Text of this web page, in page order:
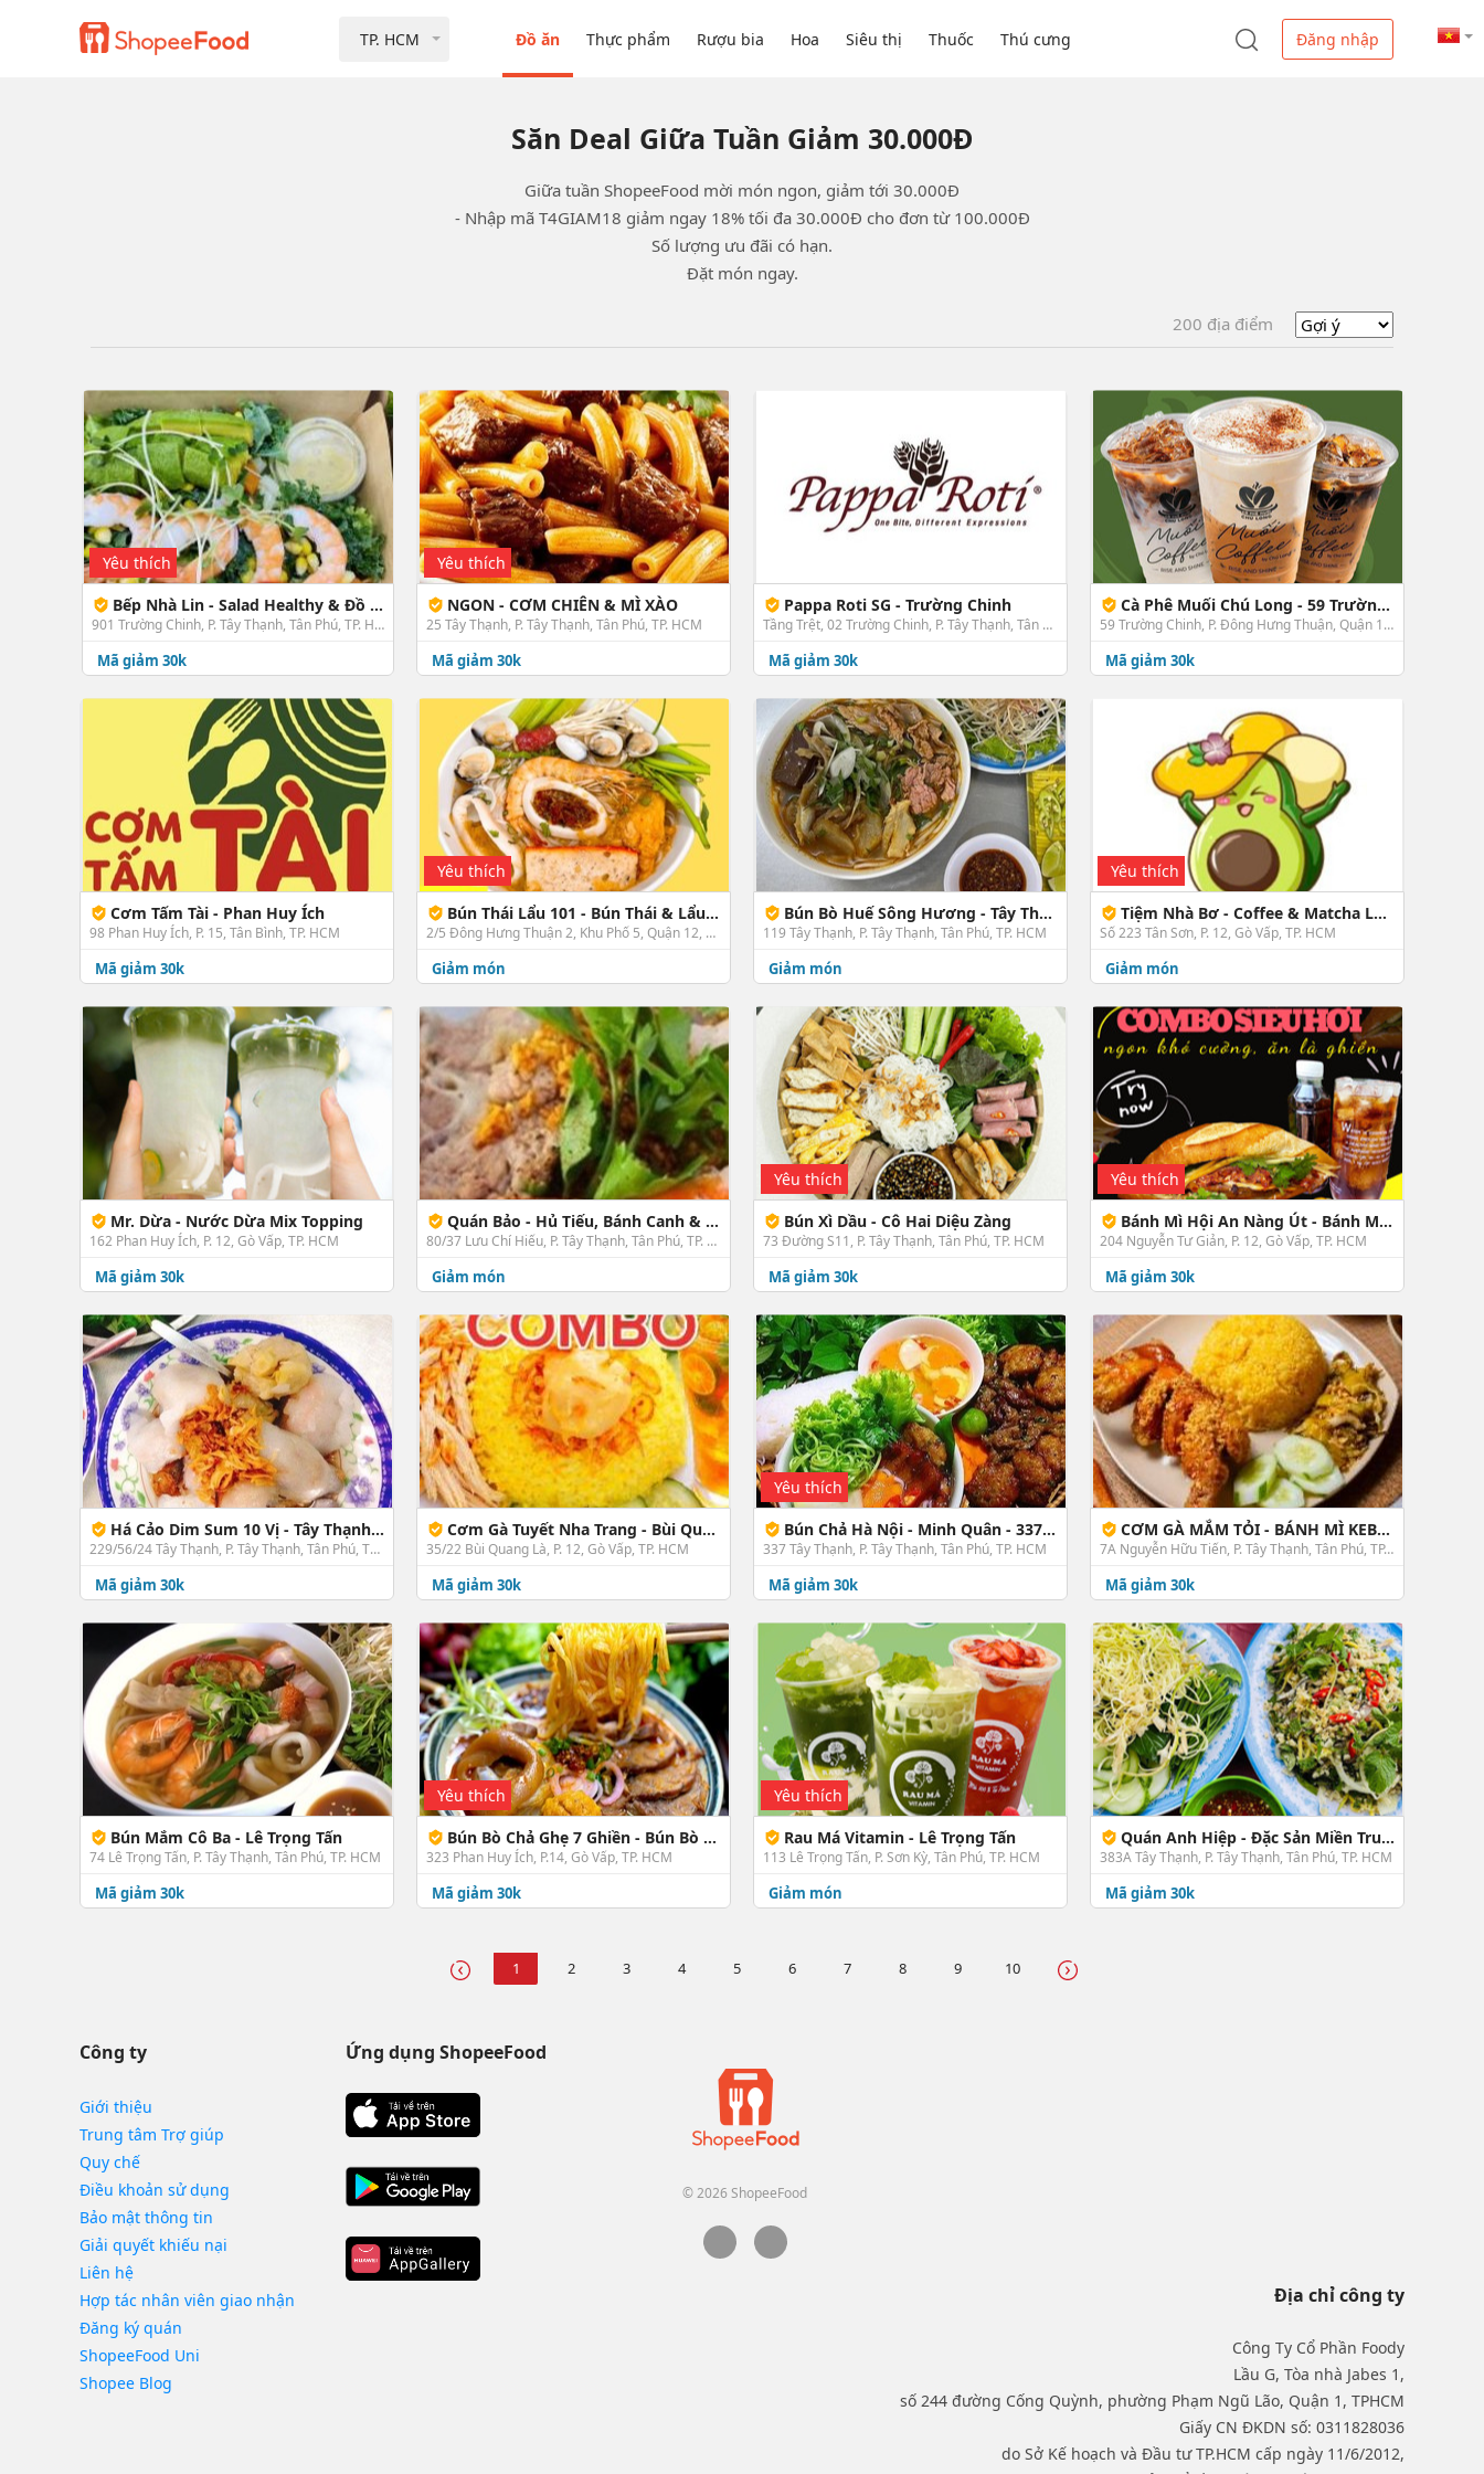
TP. HCM Đồ ăn Thực phẩm Rượu bia Hoa Siêu thị Thuốc Thú cưng Đăng nhập
Săn Deal Giữa Tuần Giảm 30.000Đ
Giữa tuần ShopeeFood mời món ngon, giảm tới 30.000Đ
- Nhập mã T4GIAM18 giảm ngay 18% tối đa 30.000Đ cho đơn từ 100.000Đ
Số lượng ưu đãi có hạn.
Đặt món ngay.
200 địa điểm
Yêu thích
Bếp Nhà Lin - Salad Healthy & Đồ Ăn - Trường Chinh
901 Trường Chinh, P. Tây Thạnh, Tân Phú, TP. HCM
Mã giảm 30k
Yêu thích
NGON - CƠM CHIÊN & MÌ XÀO
25 Tây Thạnh, P. Tây Thạnh, Tân Phú, TP. HCM
Mã giảm 30k
Pappa Roti SG - Trường Chinh
Tầng Trệt, 02 Trường Chinh, P. Tây Thạnh, Tân Phú, TP. HCM
Mã giảm 30k
Cà Phê Muối Chú Long - 59 Trường Chinh
59 Trường Chinh, P. Đông Hưng Thuận, Quận 12, TP. HCM
Mã giảm 30k
Cơm Tấm Tài - Phan Huy Ích
98 Phan Huy Ích, P. 15, Tân Bình, TP. HCM
Mã giảm 30k
Yêu thích
Bún Thái Lẩu 101 - Bún Thái & Lẩu - Đông Hưng Thuận 2
2/5 Đông Hưng Thuận 2, Khu Phố 5, Quận 12, TP. HCM
Giảm món
Bún Bò Huế Sông Hương - Tây Thạnh
119 Tây Thạnh, P. Tây Thạnh, Tân Phú, TP. HCM
Giảm món
Yêu thích
Tiệm Nhà Bơ - Coffee & Matcha Latte
Số 223 Tân Sơn, P. 12, Gò Vấp, TP. HCM
Giảm món
Mr. Dừa - Nước Dừa Mix Topping
162 Phan Huy Ích, P. 12, Gò Vấp, TP. HCM
Mã giảm 30k
Quán Bảo - Hủ Tiếu, Bánh Canh & Nước Giải Khát
80/37 Lưu Chí Hiếu, P. Tây Thạnh, Tân Phú, TP. HCM
Giảm món
Yêu thích
Bún Xì Dầu - Cô Hai Diệu Zàng
73 Đường S11, P. Tây Thạnh, Tân Phú, TP. HCM
Mã giảm 30k
Yêu thích
Bánh Mì Hội An Nàng Út - Bánh Mì Hội An - Nguyễn Tư Giản
204 Nguyễn Tư Giản, P. 12, Gò Vấp, TP. HCM
Mã giảm 30k
Há Cảo Dim Sum 10 Vị - Tây Thạnh Chi Nhánh 2
229/56/24 Tây Thạnh, P. Tây Thạnh, Tân Phú, TP. HCM
Mã giảm 30k
Cơm Gà Tuyết Nha Trang - Bùi Quang Là
35/22 Bùi Quang Là, P. 12, Gò Vấp, TP. HCM
Mã giảm 30k
Yêu thích
Bún Chả Hà Nội - Minh Quân - 337 Tây Thạnh
337 Tây Thạnh, P. Tây Thạnh, Tân Phú, TP. HCM
Mã giảm 30k
CƠM GÀ MẮM TỎI - BÁNH MÌ KEBAP ĐỨC ANH - Nguyễn Hữu Tiến
7A Nguyễn Hữu Tiến, P. Tây Thạnh, Tân Phú, TP. HCM
Mã giảm 30k
Bún Mắm Cô Ba - Lê Trọng Tấn
74 Lê Trọng Tấn, P. Tây Thạnh, Tân Phú, TP. HCM
Mã giảm 30k
Yêu thích
Bún Bò Chả Ghẹ 7 Ghiền - Bún Bò - Phan Huy Ích
323 Phan Huy Ích, P.14, Gò Vấp, TP. HCM
Mã giảm 30k
Yêu thích
Rau Má Vitamin - Lê Trọng Tấn
113 Lê Trọng Tấn, P. Sơn Kỳ, Tân Phú, TP. HCM
Giảm món
Quán Anh Hiệp - Đặc Sản Miền Trung
383A Tây Thạnh, P. Tây Thạnh, Tân Phú, TP. HCM
Mã giảm 30k
1 2 3 4 5 6 7 8 9 10
Công ty
Giới thiệu
Trung tâm Trợ giúp
Quy chế
Điều khoản sử dụng
Bảo mật thông tin
Giải quyết khiếu nại
Liên hệ
Hợp tác nhân viên giao nhận
Đăng ký quán
ShopeeFood Uni
Shopee Blog
Ứng dụng ShopeeFood
© 2026 ShopeeFood
Địa chỉ công ty
Công Ty Cổ Phần Foody
Lầu G, Tòa nhà Jabes 1,
số 244 đường Cống Quỳnh, phường Phạm Ngũ Lão, Quận 1, TPHCM
Giấy CN ĐKDN số: 0311828036
do Sở Kế hoạch và Đầu tư TP.HCM cấp ngày 11/6/2012,